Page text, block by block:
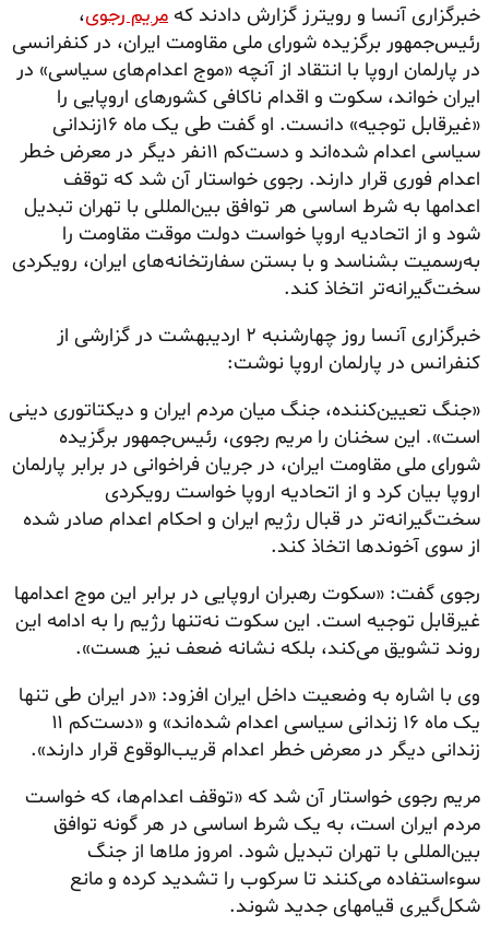
خبرگزاری آنسا و رویترز گزارش دادند که مریم رجوی،
رئیس‌جمهور برگزیده شورای ملی مقاومت ایران، در کنفرانسی
در پارلمان اروپا با انتقاد از آنچه «موج اعدام‌های سیاسی» در
ایران خواند، سکوت و اقدام ناکافی کشورهای اروپایی را
«غیرقابل توجیه» دانست. او گفت طی یک ماه ۱۶زندانی
سیاسی اعدام شده‌اند و دست‌کم ۱۱نفر دیگر در معرض خطر
اعدام فوری قرار دارند. رجوی خواستار آن شد که توقف
اعدامها به شرط اساسی هر توافق بین‌المللی با تهران تبدیل
شود و از اتحادیه اروپا خواست دولت موقت مقاومت را
به‌رسمیت بشناسد و با بستن سفارتخانه‌های ایران، رویکردی
سخت‌گیرانه‌تر اتخاذ کند.
خبرگزاری آنسا روز چهارشنبه ۲ اردیبهشت در گزارشی از
کنفرانس در پارلمان اروپا نوشت:
«جنگ تعیین‌کننده، جنگ میان مردم ایران و دیکتاتوری دینی
است». این سخنان را مریم رجوی، رئیس‌جمهور برگزیده
شورای ملی مقاومت ایران، در جریان فراخوانی در برابر پارلمان
اروپا بیان کرد و از اتحادیه اروپا خواست رویکردی
سخت‌گیرانه‌تر در قبال رژیم ایران و احکام اعدام صادر شده
از سوی آخوندها اتخاذ کند.
رجوی گفت: «سکوت رهبران اروپایی در برابر این موج اعدامها
غیرقابل توجیه است. این سکوت نه‌تنها رژیم را به ادامه این
روند تشویق می‌کند، بلکه نشانه ضعف نیز هست».
وی با اشاره به وضعیت داخل ایران افزود: «در ایران طی تنها
یک ماه ۱۶ زندانی سیاسی اعدام شده‌اند» و «دست‌کم ۱۱
زندانی دیگر در معرض خطر اعدام قریب‌الوقوع قرار دارند».
مریم رجوی خواستار آن شد که «توقف اعدام‌ها، که خواست
مردم ایران است، به یک شرط اساسی در هر گونه توافق
بین‌المللی با تهران تبدیل شود. امروز ملاها از جنگ
سوءاستفاده می‌کنند تا سرکوب را تشدید کرده و مانع
شکل‌گیری قیامهای جدید شوند.